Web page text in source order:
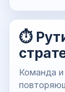
⏱️
Команда